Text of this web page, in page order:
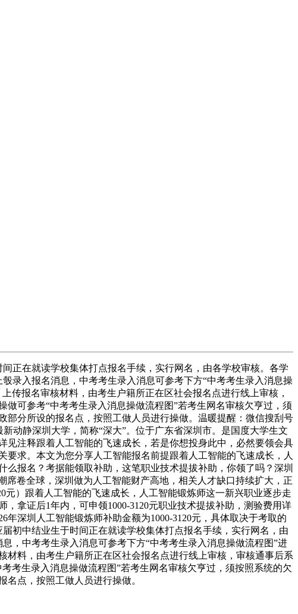
正在就读学校集体打点报名手续，实行网名，由各学校审核。各学
录入报名消息，中考考生录入消息可参考下方“中考考生录入消息操
传报名审核材料，由考生户籍所正在区社会报名点进行线上审核，
可参考“中考考生录入消息操做流程图”若考生网名审核欠亨过，须
分所设的报名点，按照工做人员进行操做。温暖提醒：微信搜刮号
动静深圳大学，简称“深大”。位于广东省深圳市。是国度大学生文
注释跟着人工智能的飞速成长，若是你想投身此中，必然要领会具
求。本文为您分享人工智能报名前提跟着人工智能的飞速成长，人
报名？考据能领取补助，这笔职业技术提拔补助，你领了吗？深圳
卷全球，深圳做为人工智能财产高地，相关人才缺口持续扩大，正
元）跟着人工智能的飞速成长，人工智能锻炼师这一新兴职业逐步走
拿证后1年内，可申领1000-3120元职业技术提拔补助，测验费用详
深圳人工智能锻炼师补助金额为‌1000-3120元‌，具体取决于考取的
初中结业生于时间正在就读学校集体打点报名手续，实行网名，由
，中考考生录入消息可参考下方“中考考生录入消息操做流程图”进
料，由考生户籍所正在区社会报名点进行线上审核，审核通事后系
考生录入消息操做流程图”若考生网名审核欠亨过，须按照系统的欠
点，按照工做人员进行操做。